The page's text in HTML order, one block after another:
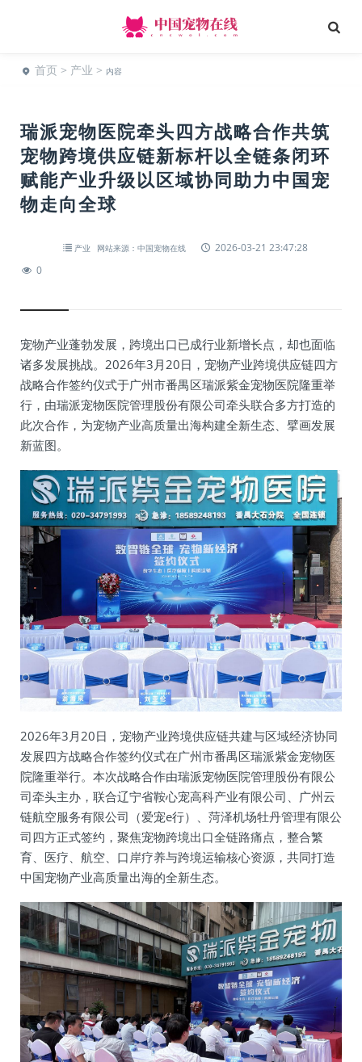
首页 > 产业 > 内容
瑞派宠物医院牵头四方战略合作共筑
宠物跨境供应链新标杆以全链条闭环
赋能产业升级以区域协同助力中国宠
物走向全球
产业 网站来源：中国宠物在线
2026-03-21 23:47:28
0
宠物产业蓬勃发展，跨境出口已成行业新增长点，却也面临
诸多发展挑战。2026年3月20日，宠物产业跨境供应链四方
战略合作签约仪式于广州市番禺区瑞派紫金宠物医院隆重举
行，由瑞派宠物医院管理股份有限公司牵头联合多方打造的
此次合作，为宠物产业高质量出海构建全新生态、擘画发展
新蓝图。
2026年3月20日，宠物产业跨境供应链共建与区域经济协同
发展四方战略合作签约仪式在广州市番禺区瑞派紫金宠物医
院隆重举行。本次战略合作由瑞派宠物医院管理股份有限公
司牵头主办，联合辽宁省鞍心宠高科产业有限公司、广州云
链航空服务有限公司（爱宠e行）、菏泽机场牡丹管理有限公
司四方正式签约，聚焦宠物跨境出口全链路痛点，整合繁
育、医疗、航空、口岸疗养与跨境运输核心资源，共同打造
中国宠物产业高质量出海的全新生态。